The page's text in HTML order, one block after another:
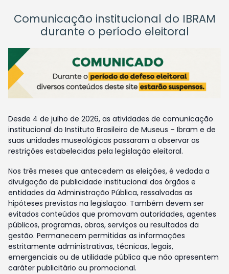
Comunicação institucional do IBRAM
durante o período eleitoral
Desde 4 de julho de 2026, as atividades de comunicação
institucional do Instituto Brasileiro de Museus – Ibram e de
suas unidades museológicas passaram a observar as
restrições estabelecidas pela legislação eleitoral.
Nos três meses que antecedem as eleições, é vedada a
divulgação de publicidade institucional dos órgãos e
entidades da Administração Pública, ressalvadas as
hipóteses previstas na legislação. Também devem ser
evitados conteúdos que promovam autoridades, agentes
públicos, programas, obras, serviços ou resultados da
gestão. Permanecem permitidas as informações
estritamente administrativas, técnicas, legais,
emergenciais ou de utilidade pública que não apresentem
caráter publicitário ou promocional.